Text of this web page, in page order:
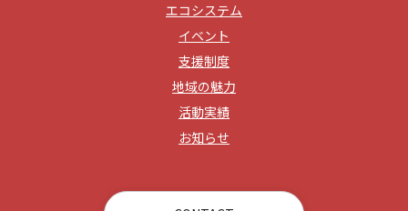
エコシステム
イベント
支援制度
地域の魅力
活動実績
お知らせ